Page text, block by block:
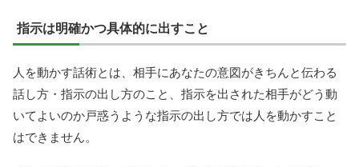
指示は明確かつ具体的に出すこと
人を動かす話術とは、相手にあなたの意図がきちんと伝わる
話し方・指示の出し方のこと、指示を出された相手がどう動
いてよいのか戸惑うような指示の出し方では人を動かすこと
はできません。